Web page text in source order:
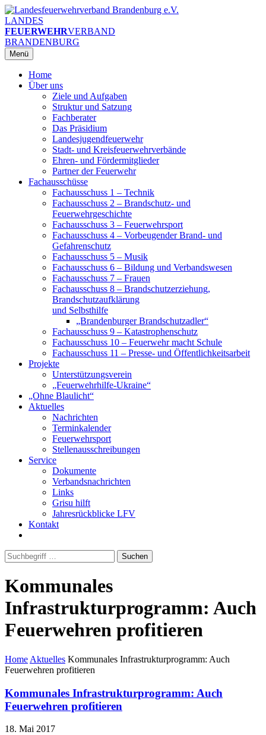
Zum
Inhalt
springen
LANDES
FEUERWEHRVERBAND
BRANDENBURG
Menü
Home
Über uns
Ziele und Aufgaben
Struktur und Satzung
Fachberater
Das Präsidium
Landesjugendfeuerwehr
Stadt- und Kreisfeuerwehrverbände
Ehren- und Fördermitglieder
Partner der Feuerwehr
Fachausschüsse
Fachausschuss 1 – Technik
Fachausschuss 2 – Brandschutz- und
Feuerwehrgeschichte
Fachausschuss 3 – Feuerwehrsport
Fachausschuss 4 – Vorbeugender Brand- und
Gefahrenschutz
Fachausschuss 5 – Musik
Fachausschuss 6 – Bildung und Verbandswesen
Fachausschuss 7 – Frauen
Fachausschuss 8 – Brandschutzerziehung,
Brandschutzaufklärung
und Selbsthilfe
„Brandenburger Brandschutzadler“
Fachausschuss 9 – Katastrophenschutz
Fachausschuss 10 – Feuerwehr macht Schule
Fachausschuss 11 – Presse- und Öffentlichkeitsarbeit
Projekte
Unterstützungsverein
„Feuerwehrhilfe-Ukraine“
„Ohne Blaulicht“
Aktuelles
Nachrichten
Terminkalender
Feuerwehrsport
Stellenausschreibungen
Service
Dokumente
Verbandsnachrichten
Links
Grisu hilft
Jahresrückblicke LFV
Kontakt
Suchen
Kommunales
Infrastrukturprogramm: Auch
Feuerwehren profitieren
Home Aktuelles Kommunales Infrastrukturprogramm: Auch
Feuerwehren profitieren
Kommunales Infrastrukturprogramm: Auch
Feuerwehren profitieren
18. Mai 2017